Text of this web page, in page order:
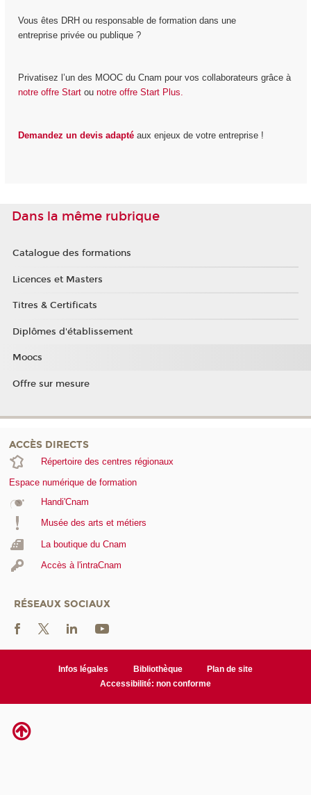
Vous êtes DRH ou responsable de formation dans une
entreprise privée ou publique ?
Privatisez l’un des MOOC du Cnam pour vos collaborateurs grâce à
notre offre Startou notre offre Start Plus.
Demandez un devis adaptéaux enjeux de votre entreprise !
Dans la même rubrique
Catalogue des formations
Licences et Masters
Titres & Certificats
Diplômes d'établissement
Moocs
Offre sur mesure
ACCÈS DIRECTS
Répertoire des centres régionaux
Espace numérique de formation
Handi'Cnam
Musée des arts et métiers
La boutique du Cnam
Accès à l'intraCnam
RÉSEAUX SOCIAUX
Infos légales Bibliothèque
Plan de site
Accessibilité: non conforme